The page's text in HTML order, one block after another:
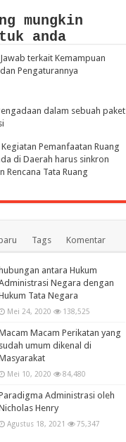
mungkin
anda
terkait Kemampuan
Pengaturannya
dalam sebuah paket
Pemanfaatan Ruang
di Daerah harus sinkron
Rencana Tata Ruang
Tags Komentar
hubungan antara Hukum
Negara dengan
Tata Negara
Mei 24, 2020 138,525
Macam Perikatan yang
sudah umum dikenal di
Mei 10, 2020 84,480
Administrasi oleh
Henry
Agustus 18, 2021 75,347